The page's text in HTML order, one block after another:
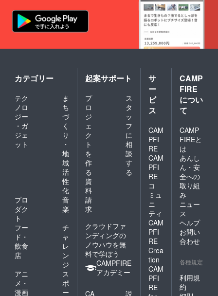
カテゴリー
テク
ノロ
ジー
・ガ
ジェ
ット
ま
ち
づ
く
り
・
地
域
活
性
化
プロ
ダク
ト
音
楽
フー
ド・
飲食
店
チ
ャ
レ
ン
ジ
アニ
メ・
漫画
ス
ポ
ー
起案サポート
プ
ロ
ジ
ェ
ク
ト
を
作
る
ス
タ
ッ
フ
に
相
談
す
る
資
料
請
求
クラウドファ
ンディングの
ノウハウを無
料で学ぼう
CAMPFIRE
アカデミー
CA
説
サ
ー
ビ
ス
CAM
PFI
RE
CAM
PFI
RE
コ
ミュ
ニ
ティ
CAM
PFI
RE
Crea
tion
CAM
PFI
RE
CAMP
FIRE
につい
て
CAMP
FIREと
は
あんし
ん・安
全への
取り組
み
ニュー
ス
ヘルプ
お問い
合わせ
各種規定
利用規
約